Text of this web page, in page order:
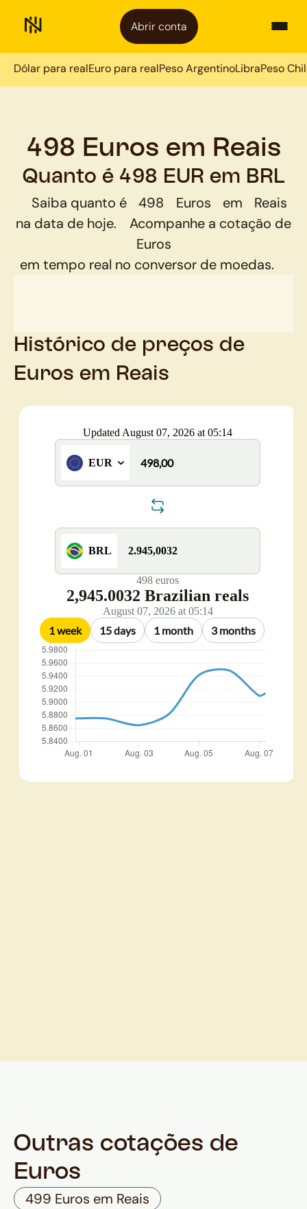
Abrir conta
Dólar para realEuro para realPeso ArgentinoLibraPeso
498 Euros em Reais
Quanto é 498 EUR em BRL
Saiba quanto é 498 Euros em
Reais
na data de hoje.
Acompanhe a cotação de
Euros
em tempo real no conversor de moedas.
Histórico de preços de
Euros em Reais
Outras cotações de
Euros
499 Euros em Reais